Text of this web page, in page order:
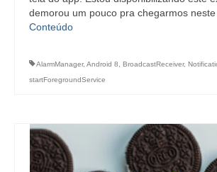
demorou um pouco pra chegarmos
Conteúdo
AlarmManager, Android 8 BroadcastReceiver,
startForegroundService